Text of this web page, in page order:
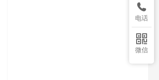

电话

微信